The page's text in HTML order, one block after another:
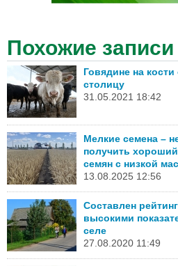
Похожие записи
Говядине на
столицу
31.05.2021 18:42
Мелкие семена –
получить
семян с низкой
13.08.2025 12:56
Составлен
высокими
селе
27.08.2020 11:49